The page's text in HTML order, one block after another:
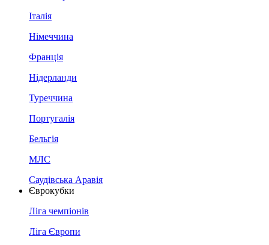
Італія
Німеччина
Франція
Нідерланди
Туреччина
Португалія
Бельгія
МЛС
Саудівська Аравія
Єврокубки
Ліга чемпіонів
Ліга Європи